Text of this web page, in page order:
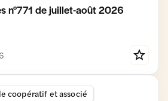
n°771 de juillet-août 2026
coopératif et associé